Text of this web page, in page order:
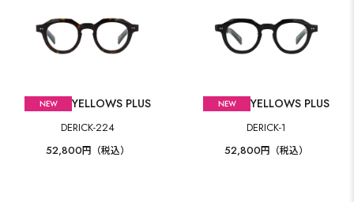
YELLOWS PLUS
DERICK-224
52,800円（税込）
YELLOWS PLUS
DERICK-1
52,800円（税込）